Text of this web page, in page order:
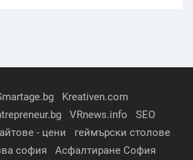
Kreativen.com
VRnews.info
SEO
- цени
геймърски столове
софия
Асфалтиране София